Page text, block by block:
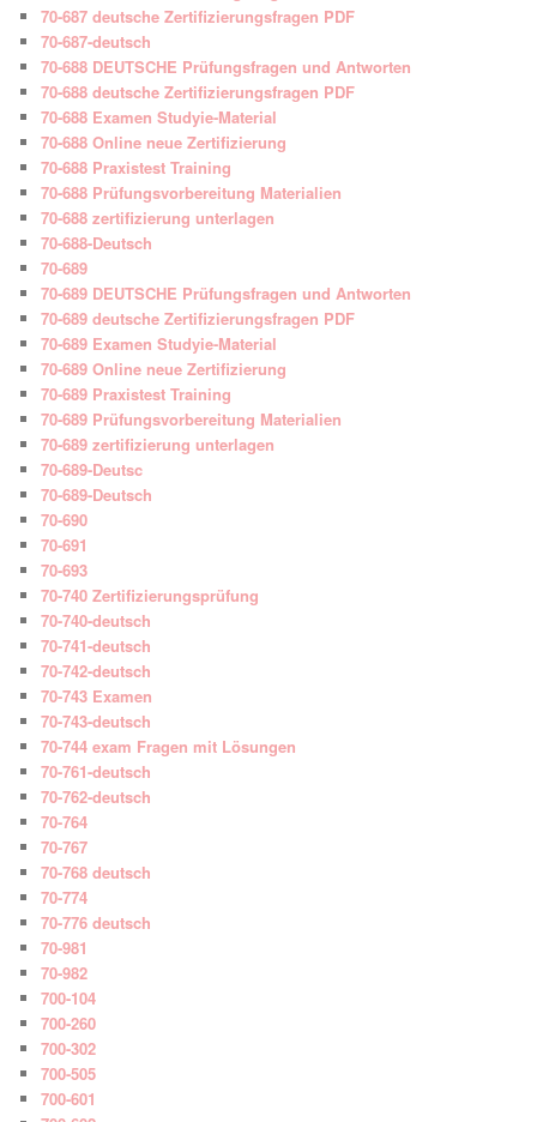
70-687 deutsche Zertifizierungsfragen PDF
70-687-deutsch
70-688 DEUTSCHE Prüfungsfragen und Antworten
70-688 deutsche Zertifizierungsfragen PDF
70-688 Examen Studyie-Material
70-688 Online neue Zertifizierung
70-688 Praxistest Training
70-688 Prüfungsvorbereitung Materialien
70-688 zertifizierung unterlagen
70-688-Deutsch
70-689
70-689 DEUTSCHE Prüfungsfragen und Antworten
70-689 deutsche Zertifizierungsfragen PDF
70-689 Examen Studyie-Material
70-689 Online neue Zertifizierung
70-689 Praxistest Training
70-689 Prüfungsvorbereitung Materialien
70-689 zertifizierung unterlagen
70-689-Deutsc
70-689-Deutsch
70-690
70-691
70-693
70-740 Zertifizierungsprüfung
70-740-deutsch
70-741-deutsch
70-742-deutsch
70-743 Examen
70-743-deutsch
70-744 exam Fragen mit Lösungen
70-761-deutsch
70-762-deutsch
70-764
70-767
70-768 deutsch
70-774
70-776 deutsch
70-981
70-982
700-104
700-260
700-302
700-505
700-601